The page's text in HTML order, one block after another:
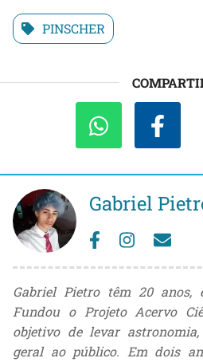
PINSCHER
Gabriel
Gabriel Pietro têm 20 anos,
Fundou o Projeto Acervo
objetivo de levar
geral ao público. Em dois